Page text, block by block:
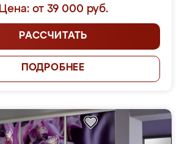
Цена: от 39 000 руб.
РАССЧИТАТЬ
ПОДРОБНЕЕ